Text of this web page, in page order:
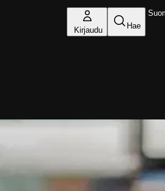
Kirjaudu Hae